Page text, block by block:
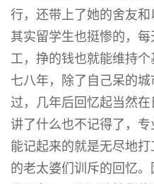
行，还带上了她的舍友和
其实留学生也挺惨的，
工，挣的钱也就能维持
七八年，除了自己呆的
过，几年后回忆起当然
讲了什么也不记得了，专
能记起来的就是无尽地
的老太婆们训斥的回忆